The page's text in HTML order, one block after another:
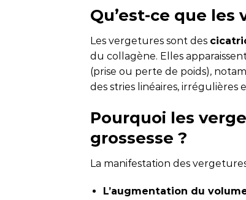
Qu’est-ce que les
Les vergetures sont des
du collagène. Elles
(prise ou perte de poids),
des stries linéaires, irrégulières
Pourquoi les
grossesse ?
La manifestation des
L’augmentation du